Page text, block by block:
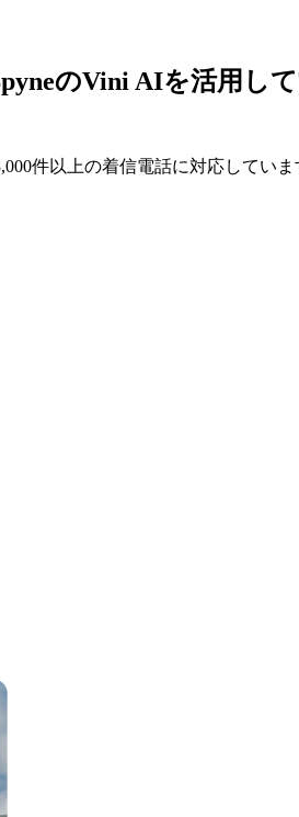
のVini AIを活用し
件以上の着信電話に対応してい